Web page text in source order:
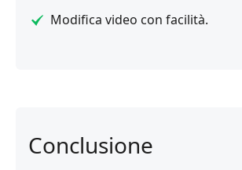
Modifica video con facilità.
Conclusione